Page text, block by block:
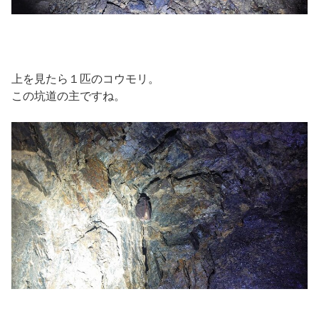
上を見たら１匹のコウモリ。
この坑道の主ですね。